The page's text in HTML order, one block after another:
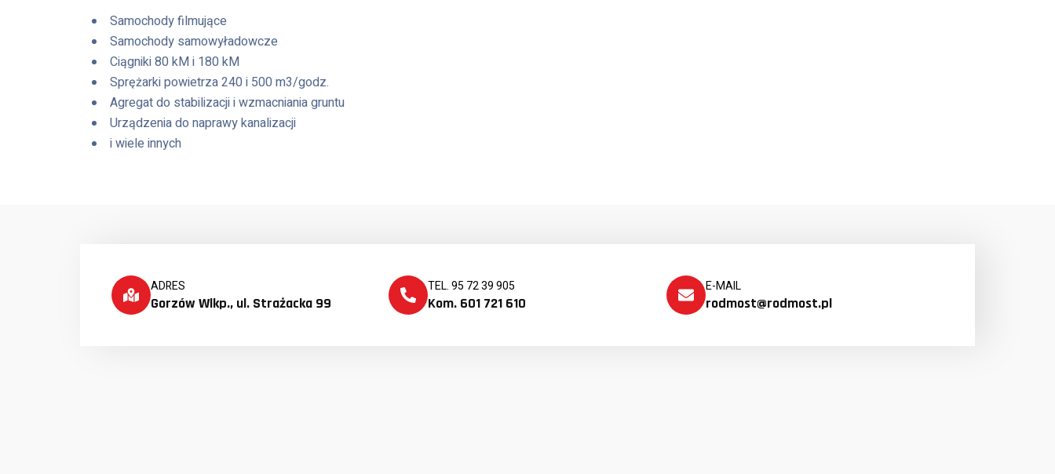
Samochody filmujące
Samochody samowyładowcze
Ciągniki 80 kM i 180 kM
Sprężarki powietrza 240 i 500 m3/godz.
Agregat do stabilizacji i wzmacniania gruntu
Urządzenia do naprawy kanalizacji
i wiele innych
ADRES
Gorzów Wlkp., ul. Strażacka 99
TEL. 95 72 39 905
Kom. 601 721 610
E-MAIL
rodmost@rodmost.pl